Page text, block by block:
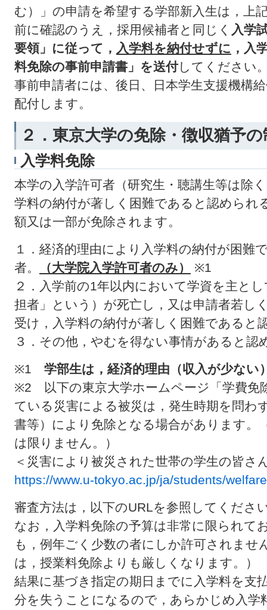
む）」の申請を希望する学部新入生は，上
前に確認のうえ，採用候補者と同じく 入学
要領」に従って， 入学料を納付せずに ，入
料免除の事前申請書」を送付してください
事前申請者には、後日、日本学生支援機構
配付します。
２．東京大学の免除・徴収猶予の
入学料免除
本学の入学許可者（研究生・聴講生等は除
学料の納付が著しく困難であると認められ
額又は一部が免除されます。
１．経済的理由により入学料の納付が困難
者。
（大学院入学許可者のみ）
※1
２．入学前の1年以内において学資を主と
担者」という）が死亡し，又は申請者若し
受け，入学料の納付が著しく困難であると
３．その他，やむを得ない事情があると認
※1 学部生は，経済的理由（収入が少な
※2 以下の東京大学ホームページ「学費免
ている災害による被災は，発生時期を問わ
書等）により免除となる場合があります。
は限りません。）
＜災害により被災された世帯の学生の皆さ
https://www.u-tokyo.ac.jp/ja/students/
審査方法は，以下のURLを参照してくださ
なお，入学料免除の予算は非常に限られて
も，例年ごく少数の者にしか許可されませ
は，授業料免除よりも厳しくなります。）
結果に基づき指定の期日までに入学料を支
分を失うことになるので，あらかじめ入学